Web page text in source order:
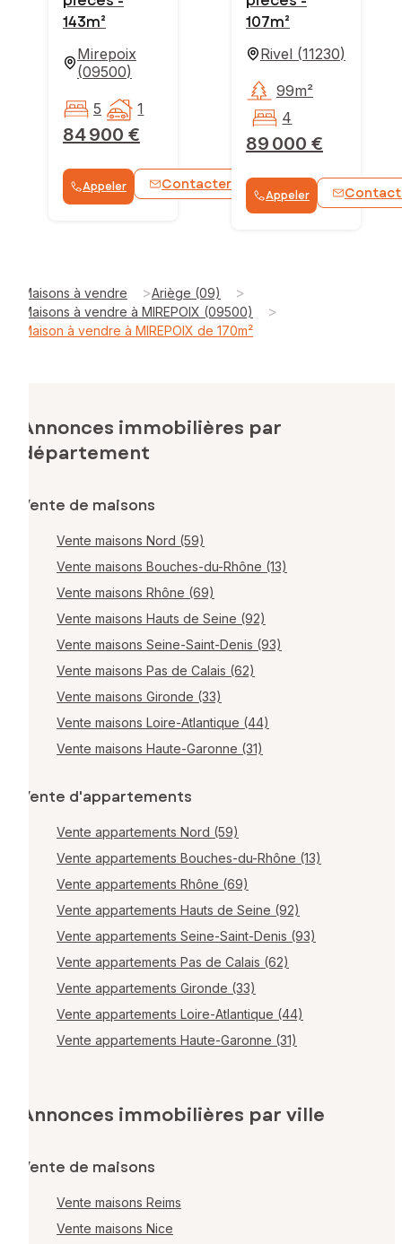
143m²
Mirepoix
(09500)
84 900 €
5 1
Appeler Contacter WhatsApp
107m²
Rivel(11230)
89 000 €
99m²
4
Appeler
Maisons à vendre >Ariège (09) >
Maisons à vendre à MIREPOIX (09500) >
Maison à vendre à MIREPOIX de 170m²
Annonces immobilières par
département
Vente de maisons
Vente maisons Nord (59)
Vente maisons Bouches-du-Rhône (13)
Vente maisons Rhône (69)
Vente maisons Hauts de Seine (92)
Vente maisons Seine-Saint-Denis (93)
Vente maisons Pas de Calais (62)
Vente maisons Gironde (33)
Vente maisons Loire-Atlantique (44)
Vente maisons Haute-Garonne (31)
Vente d'appartements
Vente appartements Nord (59)
Vente appartements Bouches-du-Rhône (13)
Vente appartements Rhône (69)
Vente appartements Hauts de Seine (92)
Vente appartements Seine-Saint-Denis (93)
Vente appartements Pas de Calais (62)
Vente appartements Gironde (33)
Vente appartements Loire-Atlantique (44)
Vente appartements Haute-Garonne (31)
Annonces immobilières par ville
Vente de maisons
Vente maisons Reims
Vente maisons Nice